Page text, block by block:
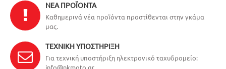
ΝΈΑ ΠΡΟΪΌΝΤΑ
Καθημερινά νέα προϊόντα προστίθενται στην γκάμα
μας.
ΤΕΧΝΙΚΉ ΥΠΟΣΤΉΡΙΞΗ
Για τεχνική υποστήριξη ηλεκτρονικό ταχυδρομείο:
info@nkmoto.gr